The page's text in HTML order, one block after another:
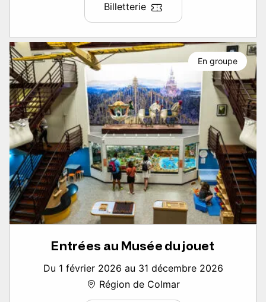
Billetterie
Entrées au Musée du jouet
Du 1 février 2026 au 31 décembre 2026
Région de Colmar
En groupe